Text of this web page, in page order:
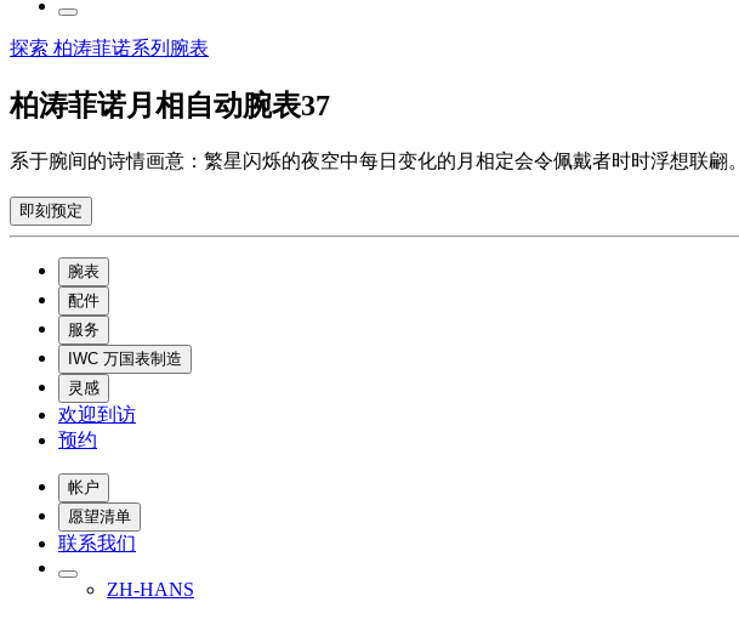
探索 柏涛菲诺系列腕表
柏涛菲诺月相自动腕表37
系于腕间的诗情画意：繁星闪烁的夜空中每日变化的月相定会令佩戴者时时浮想联翩。
即刻预定
腕表
配件
服务
IWC 万国表制造
灵感
欢迎到访
预约
帐户
愿望清单
联系我们
ZH-HANS